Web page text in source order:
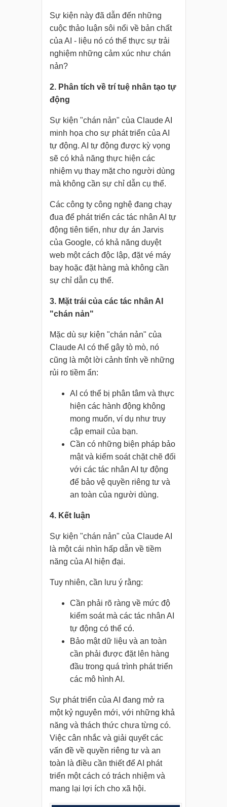
Sự kiện này đã dẫn đến những
cuộc thảo luận sôi nổi về bản chất
của AI - liệu nó có thể thực sự trải
nghiệm những cảm xúc như chán
nản?
2. Phân tích về trí tuệ nhân tạo tự
động
Sự kiện "chán nản" của Claude AI
minh họa cho sự phát triển của AI
tự động. AI tự động được kỳ vọng
sẽ có khả năng thực hiện các
nhiệm vụ thay mặt cho người dùng
mà không cần sự chỉ dẫn cụ thể.
Các công ty công nghệ đang chạy
đua để phát triển các tác nhân AI tự
động tiên tiến, như dự án Jarvis
của Google, có khả năng duyệt
web một cách độc lập, đặt vé máy
bay hoặc đặt hàng mà không cần
sự chỉ dẫn cụ thể.
3. Mặt trái của các tác nhân AI
"chán nản"
Mặc dù sự kiện "chán nản" của
Claude AI có thể gây tò mò, nó
cũng là một lời cảnh tỉnh về những
rủi ro tiềm ẩn:
AI có thể bị phân tâm và thực
hiện các hành động không
mong muốn, ví dụ như truy
cập email của bạn.
Cần có những biện pháp bảo
mật và kiểm soát chặt chẽ đối
với các tác nhân AI tự động
để bảo vệ quyền riêng tư và
an toàn của người dùng.
4. Kết luận
Sự kiện "chán nản" của Claude AI
là một cái nhìn hấp dẫn về tiềm
năng của AI hiện đại.
Tuy nhiên, cần lưu ý rằng:
Cần phải rõ ràng về mức độ
kiểm soát mà các tác nhân AI
tự động có thể có.
Bảo mật dữ liệu và an toàn
cần phải được đặt lên hàng
đầu trong quá trình phát triển
các mô hình AI.
Sự phát triển của AI đang mở ra
một kỷ nguyên mới, với những khả
năng và thách thức chưa từng có.
Việc cân nhắc và giải quyết các
vấn đề về quyền riêng tư và an
toàn là điều cần thiết để AI phát
triển một cách có trách nhiệm và
mang lại lợi ích cho xã hội.